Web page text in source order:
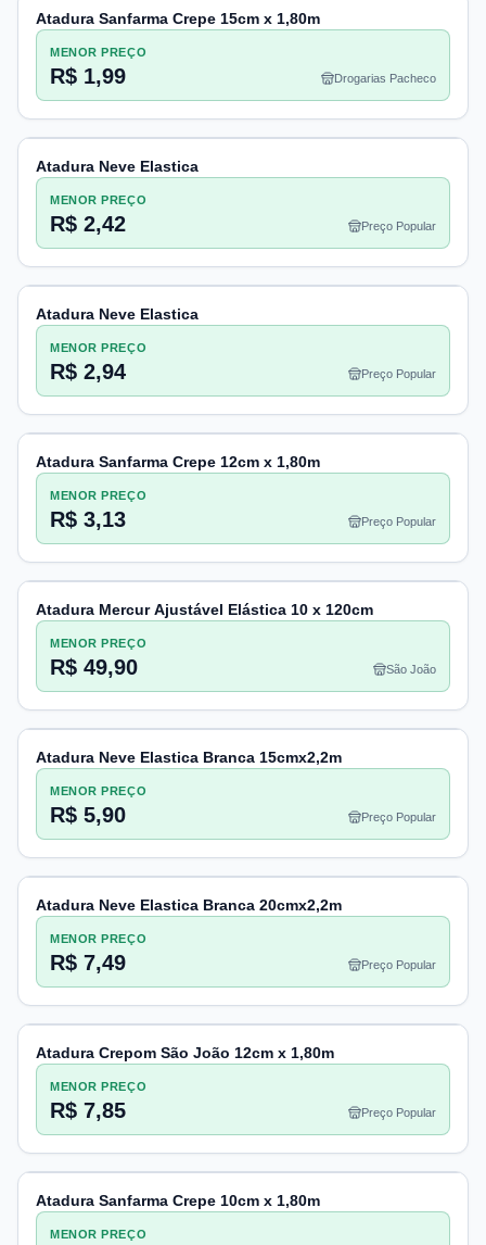
Atadura Sanfarma Crepe 15cm x 1,80m
MENOR PREÇO
R$ 1,99 Drogarias Pacheco
Atadura Neve Elastica
MENOR PREÇO
R$ 2,42 Preço Popular
Atadura Neve Elastica
MENOR PREÇO
R$ 2,94 Preço Popular
Atadura Sanfarma Crepe 12cm x 1,80m
MENOR PREÇO
R$ 3,13 Preço Popular
Atadura Mercur Ajustável Elástica 10 x 120cm
MENOR PREÇO
R$ 49,90 São João
Atadura Neve Elastica Branca 15cmx2,2m
MENOR PREÇO
R$ 5,90 Preço Popular
Atadura Neve Elastica Branca 20cmx2,2m
MENOR PREÇO
R$ 7,49 Preço Popular
Atadura Crepom São João 12cm x 1,80m
MENOR PREÇO
R$ 7,85 Preço Popular
Atadura Sanfarma Crepe 10cm x 1,80m
MENOR PREÇO